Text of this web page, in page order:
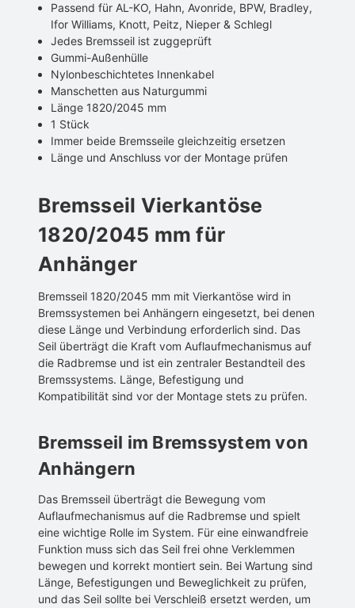
Passend für AL-KO, Hahn, Avonride, BPW, Bradley,
Ifor Williams, Knott, Peitz, Nieper & Schlegl
Jedes Bremsseil ist zuggeprüft
Gummi-Außenhülle
Nylonbeschichtetes Innenkabel
Manschetten aus Naturgummi
Länge 1820/2045 mm
1 Stück
Immer beide Bremsseile gleichzeitig ersetzen
Länge und Anschluss vor der Montage prüfen
Bremsseil Vierkantöse
1820/2045 mm für
Anhänger
Bremsseil 1820/2045 mm mit Vierkantöse wird in
Bremssystemen bei Anhängern eingesetzt, bei denen
diese Länge und Verbindung erforderlich sind. Das
Seil überträgt die Kraft vom Auflaufmechanismus auf
die Radbremse und ist ein zentraler Bestandteil des
Bremssystems. Länge, Befestigung und
Kompatibilität sind vor der Montage stets zu prüfen.
Bremsseil im Bremssystem von
Anhängern
Das Bremsseil überträgt die Bewegung vom
Auflaufmechanismus auf die Radbremse und spielt
eine wichtige Rolle im System. Für eine einwandfreie
Funktion muss sich das Seil frei ohne Verklemmen
bewegen und korrekt montiert sein. Bei Wartung sind
Länge, Befestigungen und Beweglichkeit zu prüfen,
und das Seil sollte bei Verschleiß ersetzt werden, um